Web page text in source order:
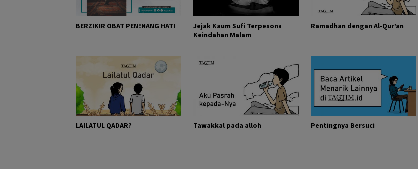
BERZIKIR OBAT PENENANG HATI
Jejak Kaum Sufi Terpesona
Keindahan Malam
Ramadhan dengan Al-Qur’an
LAILATUL QADAR? Tawakkal pada alloh Pentingnya Bersuci